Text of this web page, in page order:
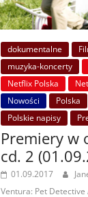
dokumentalne
muzyka-koncerty
Netflix Polska
Nowości
Polska
Polskie napisy
Premiery w
cd. 2
01.09.2017
Ventura: Pet